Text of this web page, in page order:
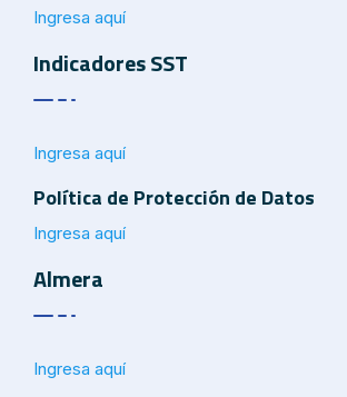
Ingresa aquí
Indicadores SST
Ingresa aquí
Política de Protección de Datos
Ingresa aquí
Almera
Ingresa aquí